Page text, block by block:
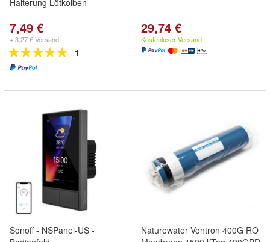
Halterung Lötkolben
7,49 €
+ 3,27 € Versand
1
29,74 €
Kostenloser Versand
Sonoff - NSPanel-US -
Naturewater Vontron 400G RO